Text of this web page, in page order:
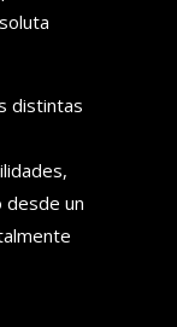
distintas
desde un